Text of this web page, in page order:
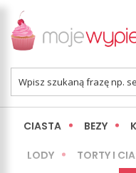
CIASTA BEZY
LODY TORTY I